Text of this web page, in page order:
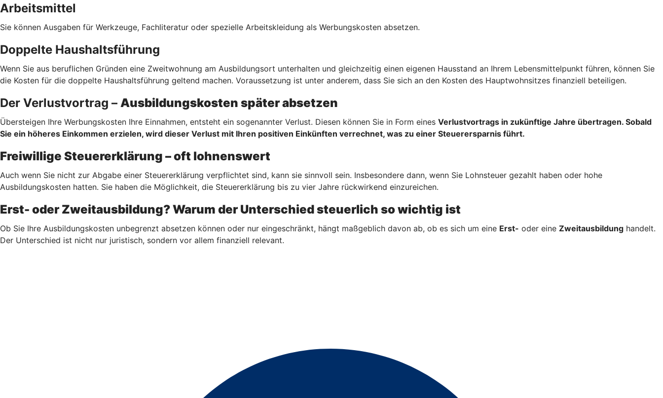
Arbeitsmittel
Sie können Ausgaben für Werkzeuge, Fachliteratur oder spezielle Arbeitskleidung als Werbungskosten absetzen.
Doppelte Haushaltsführung
Wenn Sie aus beruflichen Gründen eine Zweitwohnung am Ausbildungsort unterhalten und gleichzeitig einen eigenen Hausstand an Ihrem Lebensmittelpunkt führen, können Sie
die Kosten für die doppelte Haushaltsführung geltend machen. Voraussetzung ist unter anderem, dass Sie sich an den Kosten des Hauptwohnsitzes finanziell beteiligen.
Der Verlustvortrag – Ausbildungskosten später absetzen
Übersteigen Ihre Werbungskosten Ihre Einnahmen, entsteht ein sogenannter Verlust. Diesen können Sie in Form eines Verlustvortrags in zukünftige Jahre übertragen. Sobald
Sie ein höheres Einkommen erzielen, wird dieser Verlust mit Ihren positiven Einkünften verrechnet, was zu einer Steuerersparnis führt.
Freiwillige Steuererklärung – oft lohnenswert
Auch wenn Sie nicht zur Abgabe einer Steuererklärung verpflichtet sind, kann sie sinnvoll sein. Insbesondere dann, wenn Sie Lohnsteuer gezahlt haben oder hohe
Ausbildungskosten hatten. Sie haben die Möglichkeit, die Steuererklärung bis zu vier Jahre rückwirkend einzureichen.
Erst- oder Zweitausbildung? Warum der Unterschied steuerlich so wichtig ist
Ob Sie Ihre Ausbildungskosten unbegrenzt absetzen können oder nur eingeschränkt, hängt maßgeblich davon ab, ob es sich um eine Erst- oder eine Zweitausbildung handelt.
Der Unterschied ist nicht nur juristisch, sondern vor allem finanziell relevant.